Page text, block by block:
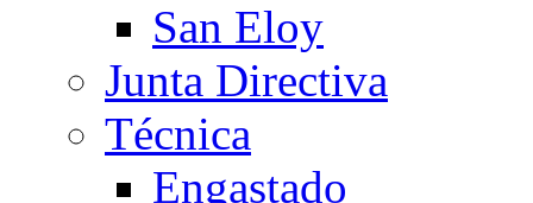
San Eloy
Junta Directiva
Técnica
Engastado